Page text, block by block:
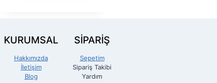
KURUMSAL
Hakkımızda
İletişim
Blog
SİPARİŞ
Sepetim
Sipariş Takibi
Yardım